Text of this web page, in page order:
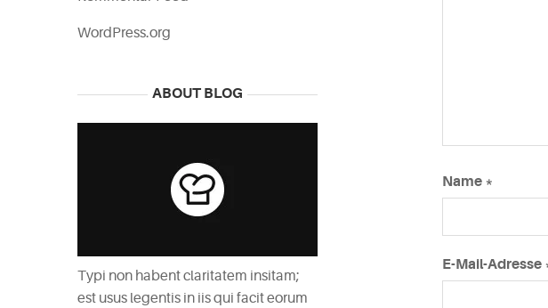
Name *
E-Mail-Adresse
WordPress.org
ABOUT BLOG
Typi non habent claritatem insitam;
est usus legentis in iis qui facit eorum